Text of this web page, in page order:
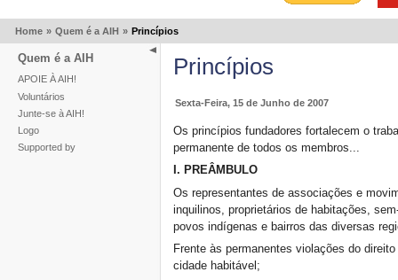
Home » Quem é a AIH » Princípios
Quem é a AIH
APOIE À AIH!
Voluntários
Junte-se à AIH!
Logo
Supported by
Princípios
Sexta-Feira, 15 de Junho de 2007
Os princípios fundadores fortalecem o
permanente de todos os membros...
I. PREÂMBULO
Os representantes de associações e
inquilinos, proprietários de habitações,
povos indígenas e bairros das diversas
Frente às permanentes violações do
cidade habitável;